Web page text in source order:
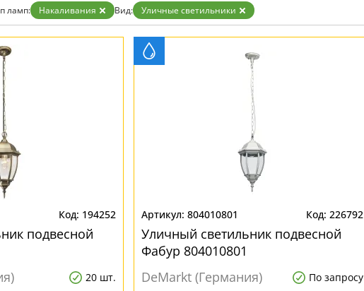
Бронза
Золото
Прозрачные
ламп: Накаливания Вид: Уличные светильники
194252
подвесной
20 шт.
804010801 226792
Уличный светильник подвесной
Фабур 804010801
DeMarkt (Германия)
По запросу